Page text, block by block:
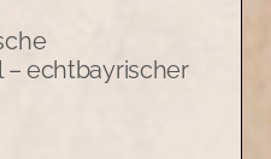
– echtbayrischer